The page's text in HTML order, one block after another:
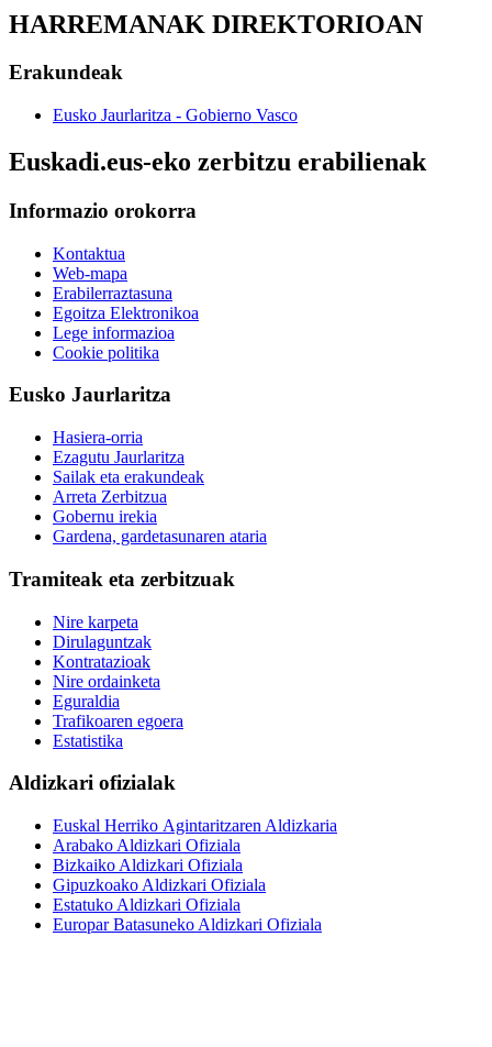
HARREMANAK DIREKTORIOAN
Erakundeak
Eusko Jaurlaritza - Gobierno Vasco
Euskadi.eus-eko zerbitzu erabilienak
Informazio orokorra
Kontaktua
Web-mapa
Erabilerraztasuna
Egoitza Elektronikoa
Lege informazioa
Cookie politika
Eusko Jaurlaritza
Hasiera-orria
Ezagutu Jaurlaritza
Sailak eta erakundeak
Arreta Zerbitzua
Gobernu irekia
Gardena, gardetasunaren ataria
Tramiteak eta zerbitzuak
Nire karpeta
Dirulaguntzak
Kontratazioak
Nire ordainketa
Eguraldia
Trafikoaren egoera
Estatistika
Aldizkari ofizialak
Euskal Herriko Agintaritzaren Aldizkaria
Arabako Aldizkari Ofiziala
Bizkaiko Aldizkari Ofiziala
Gipuzkoako Aldizkari Ofiziala
Estatuko Aldizkari Ofiziala
Europar Batasuneko Aldizkari Ofiziala